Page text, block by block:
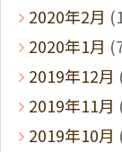
2020年2月
2020年1月
2019年12月
2019年11月
2019年10月